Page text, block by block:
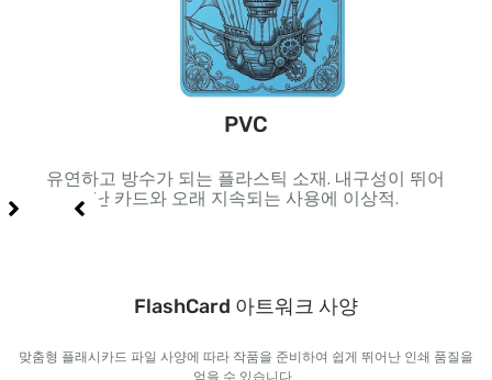
PVC
유연하고 방수가 되는 플라스틱 소재. 내구성이 뛰어
난 카드와 오래 지속되는 사용에 이상적.
FlashCard 아트워크 사양
맞춤형 플래시카드 파일 사양에 따라 작품을 준비하여 쉽게 뛰어난 인쇄 품질을
얻을 수 있습니다..